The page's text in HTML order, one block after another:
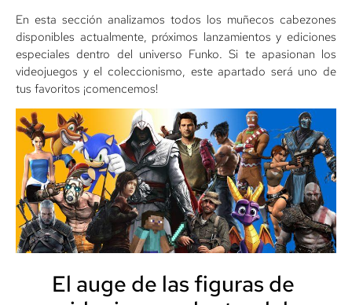
En esta sección analizamos todos los muñecos cabezones
disponibles actualmente, próximos lanzamientos y ediciones
especiales dentro del universo Funko. Si te apasionan los
videojuegos y el coleccionismo, este apartado será uno de
tus favoritos ¡comencemos!
El auge de las figuras de